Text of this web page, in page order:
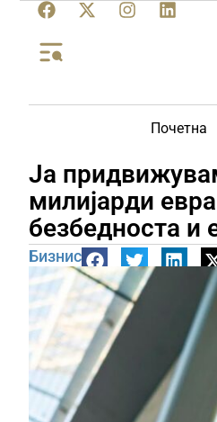
Почетна
Ја
милијарди
безбедноста и
Бизнис